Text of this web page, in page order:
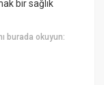
bir sağlık
burada okuyun: